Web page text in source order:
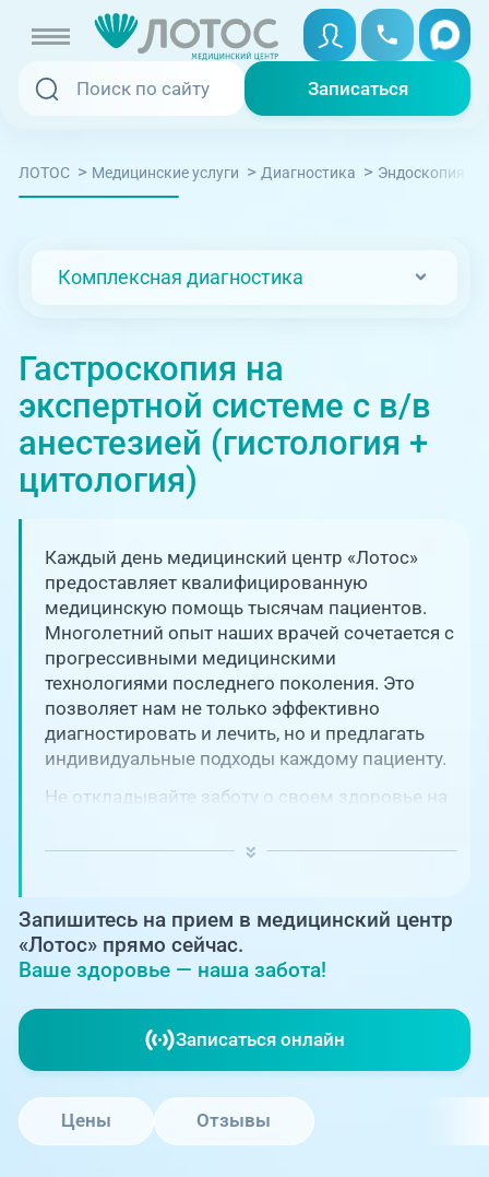
Записаться
Записаться
Услуги и цены
Отзывы
Адреса клиник
Блог врачей
Новости
Пациентам
PreventAGE
Записаться онлайн
Вызвать скорую
Медицина на дому
Телемедицина
+7 (351) 220-00-03
Единая справочная служба,
+7 (351) 220-03-03
Центр амбулаторной
онкологической помощи
+7 (7142) 927-003
Справочный телефон для
жителей Казахстана
ЛОТОС > Медицинские услуги > Диагностика > Эндоскопия
Комплексная диагностика
Гастроскопия на
экспертной системе с в/в
анестезией (гистология +
цитология)
Каждый день медицинский центр «Лотос»
предоставляет квалифицированную
медицинскую помощь тысячам пациентов.
Многолетний опыт наших врачей сочетается с
прогрессивными медицинскими
технологиями последнего поколения. Это
позволяет нам не только эффективно
диагностировать и лечить, но и предлагать
индивидуальные подходы каждому пациенту.
Не откладывайте заботу о своем здоровье на
ключевую роль в поддержании вашего
Запишитесь на прием в медицинский центр
«Лотос» прямо сейчас.
Ваше здоровье — наша забота!
Записаться онлайн
Цены Отзывы